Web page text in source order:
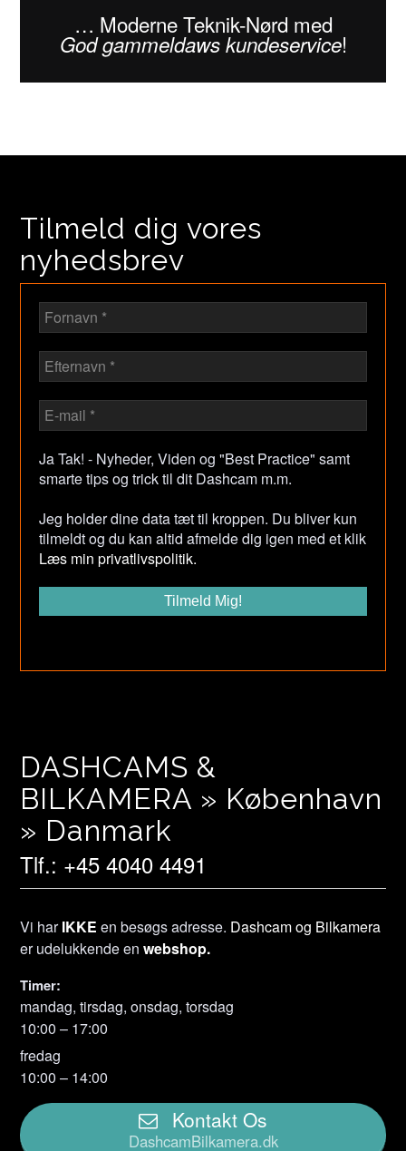
… Moderne Teknik-Nørd med
God gammeldaws kundeservice!
Tilmeld dig vores
nyhedsbrev
Ja Tak! - Nyheder, Viden og "Best Practice" samt
smarte tips og trick til dit Dashcam m.m.
Jeg holder dine data tæt til kroppen. Du bliver kun
tilmeldt og du kan altid afmelde dig igen med et klik
Læs min privatlivspolitik.
DASHCAMS &
BILKAMERA » København
» Danmark
Tlf.: +45 4040 4491
Vi harIKKE en besøgs adresse. Dashcam og Bilkamera
er udelukkende enwebshop.
Timer:
mandag, tirsdag, onsdag, torsdag
10:00 – 17:00
fredag
10:00 – 14:00
Kontakt Os
DashcamBilkamera.dk